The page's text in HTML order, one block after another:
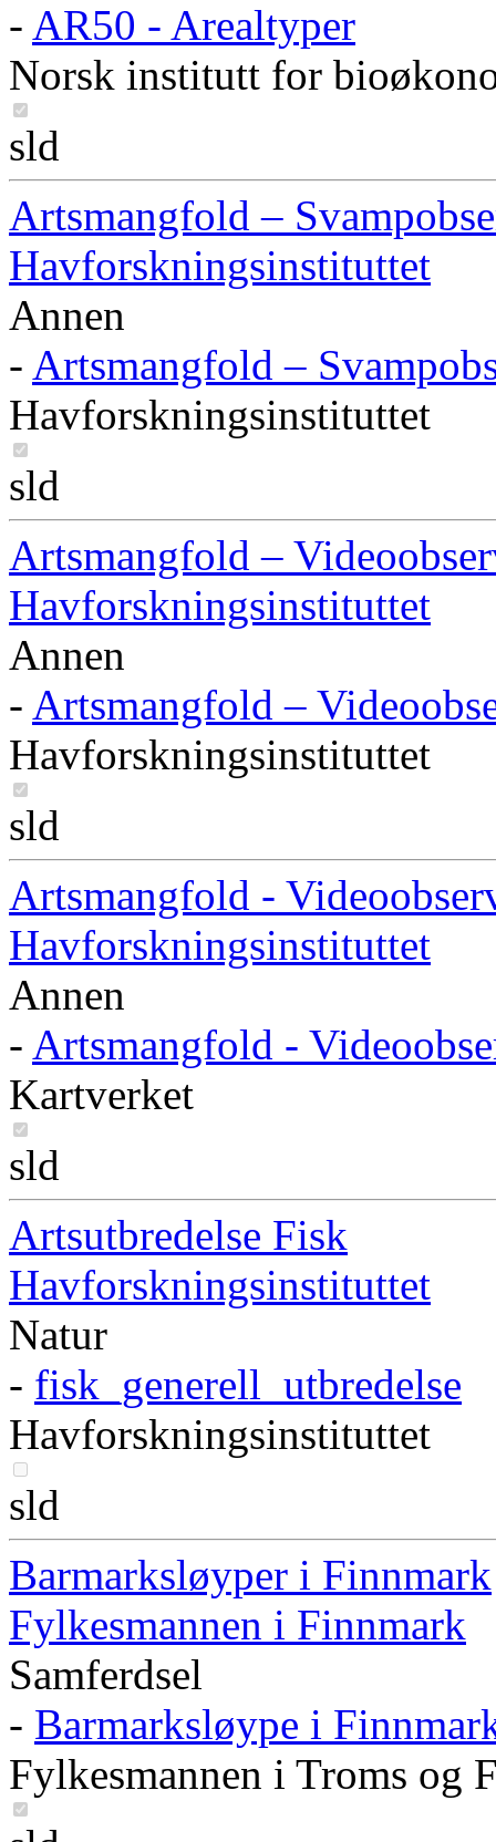
- AR50 - Arealtyper
Norsk institutt for
sld
Artsmangfold –
Havforskningsinstituttet
Annen
- Artsmangfold –
Havforskningsinstituttet
sld
Artsmangfold –
Havforskningsinstituttet
Annen
- Artsmangfold –
Havforskningsinstituttet
sld
Artsmangfold -
Havforskningsinstituttet
Annen
- Artsmangfold -
Kartverket
sld
Artsutbredelse Fisk
Havforskningsinstituttet
Natur
- fisk_generell_utbredelse
Havforskningsinstituttet
sld
Barmarksløyper i Finnmark
Fylkesmannen i Finnmark
Samferdsel
- Barmarksløype i
Fylkesmannen i Troms og